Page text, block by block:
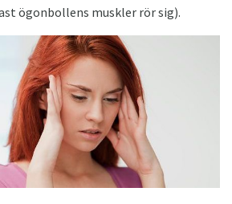
ögonbollens muskler rör sig).